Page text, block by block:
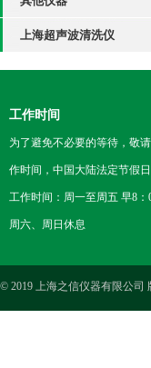
上海超声波清洗仪
工作时间
为了避免不必要的等待，敬
作时间，中国大陆法定节假日
工作时间：周一至周五 早8：
周六、周日休息
© 2019 上海之信仪器有限公司